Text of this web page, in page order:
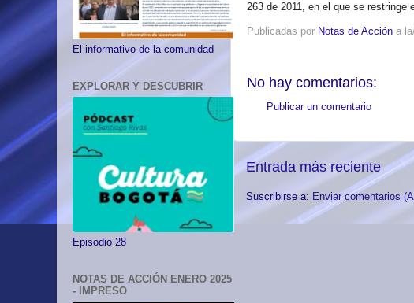
263 de 2011, en el que se
Publicadas por Notas de Acción a
No hay comentarios:
Publicar un comentario
Entrada más reciente
Suscribirse a: Enviar comentarios
El informativo de la comunidad
EXPLORAR Y DESCUBRIR
Episodio 28
NOTAS DE ACCIÓN ENERO 2025
- IMPRESO